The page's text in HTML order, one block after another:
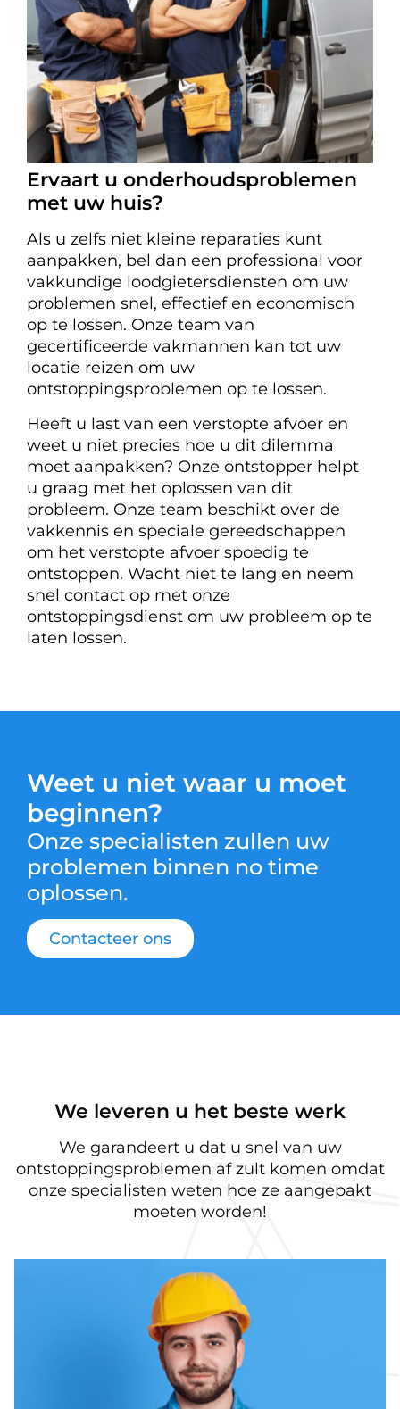
Ervaart u onderhoudsproblemen
met uw huis?
Als u zelfs niet kleine reparaties kunt
aanpakken, bel dan een professional voor
vakkundige loodgietersdiensten om uw
problemen snel, effectief en economisch
op te lossen. Onze team van
gecertificeerde vakmannen kan tot uw
locatie reizen om uw
ontstoppingsproblemen op te lossen.
Heeft u last van een verstopte afvoer en
weet u niet precies hoe u dit dilemma
moet aanpakken? Onze ontstopper helpt
u graag met het oplossen van dit
probleem. Onze team beschikt over de
vakkennis en speciale gereedschappen
om het verstopte afvoer spoedig te
ontstoppen. Wacht niet te lang en neem
snel contact op met onze
ontstoppingsdienst om uw probleem op te
laten lossen.
Weet u niet waar u moet
beginnen?
Onze specialisten zullen uw
problemen binnen no time
oplossen.
Contacteer ons
We leveren u het beste werk
We garandeert u dat u snel van uw
ontstoppingsproblemen af zult komen omdat
onze specialisten weten hoe ze aangepakt
moeten worden!